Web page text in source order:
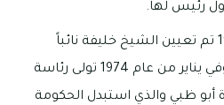
رئيس لها.
في ديسمبر من عام 1973 تم تعيين الشيخ خليفة نائباً
لرئيس مجلس الوزراء وفي يناير من عام 1974 تولى رئاسة
أبو ظبي والذي استبدل الحكومة